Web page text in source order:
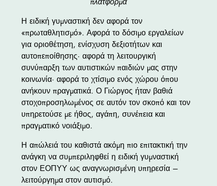
Η ειδική γυμναστική δεν αφορά τον
«πρωταθλητισμό». Αφορά το δόσιμο εργαλείων
για οριοθέτηση, ενίσχυση δεξιοτήτων και
αυτοπεποίθησης· αφορά τη λειτουργική
συνύπαρξη των αυτιστικών παιδιών μας στην
κοινωνία· αφορά το χτίσιμο ενός χώρου όπου
ανήκουν πραγματικά. Ο Γιώργος ήταν βαθιά
στοχοπροσηλωμένος σε αυτόν τον σκοπό και τον
υπηρετούσε με ήθος, αγάπη, συνέπεια και
πραγματικό νοιάξιμο.
Η απώλειά του καθιστά ακόμη πιο επιτακτική την
ανάγκη να συμπεριληφθεί η ειδική γυμναστική
στον ΕΟΠΥΥ ως αναγνωρισμένη υπηρεσία –
λειτούργημα στον αυτισμό.